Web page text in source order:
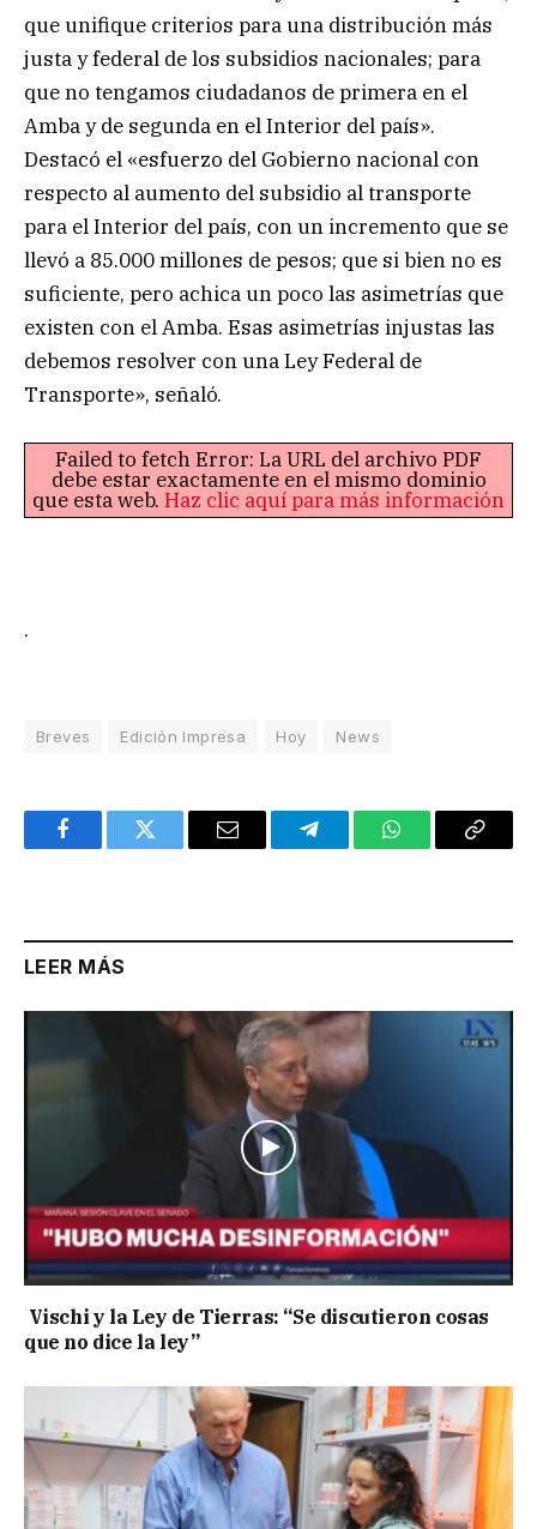
que unifique criterios para una distribución más
justa y federal de los subsidios nacionales; para
que no tengamos ciudadanos de primera en el
Amba y de segunda en el Interior del país».
Destacó el «esfuerzo del Gobierno nacional con
respecto al aumento del subsidio al transporte
para el Interior del país, con un incremento que se
llevó a 85.000 millones de pesos; que si bien no es
suficiente, pero achica un poco las asimetrías que
existen con el Amba. Esas asimetrías injustas las
debemos resolver con una Ley Federal de
Transporte», señaló.
Failed to fetch Error: La URL del archivo PDF
debe estar exactamente en el mismo dominio
que esta web. Haz clic aquí para más información
.
Breves Edición Impresa Hoy News
FacebookTwitter Email TelegramWhatsAppCopy
LEER MÁS
Vischi y la Ley de Tierras: “Se discutieron cosas
que no dice la ley”